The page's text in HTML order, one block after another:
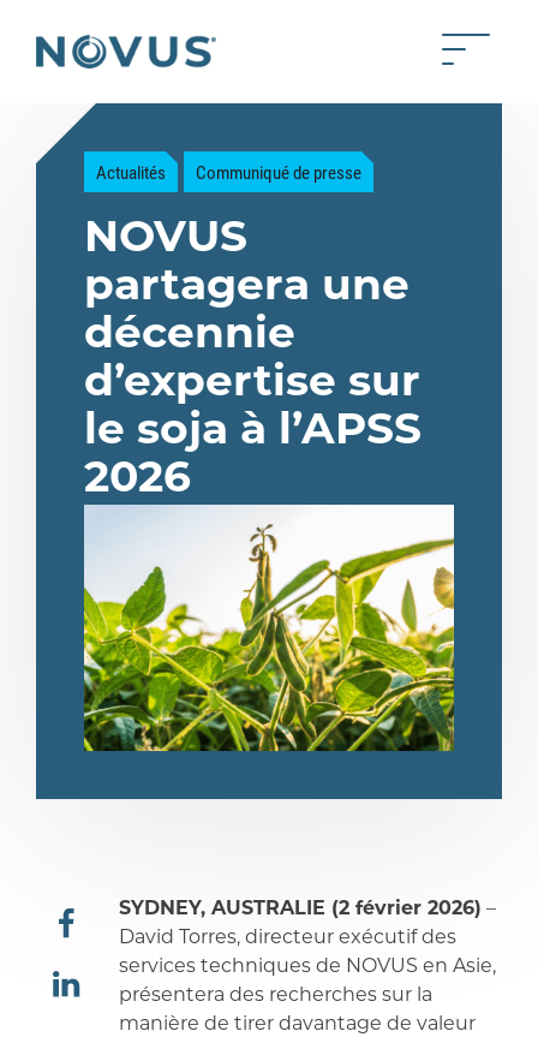
Back to home Toggle
Actualités Communiqué de presse
NOVUS
partagera une
décennie
d’expertise sur
le soja à l’APSS
2026
SYDNEY, AUSTRALIE (2 février 2026) –
David Torres, directeur exécutif des
services techniques de NOVUS en Asie,
présentera des recherches sur la
manière de tirer davantage de valeur